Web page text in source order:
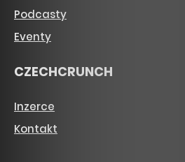
Podcasty
Eventy
CZECHCRUNCH
Inzerce
Kontakt